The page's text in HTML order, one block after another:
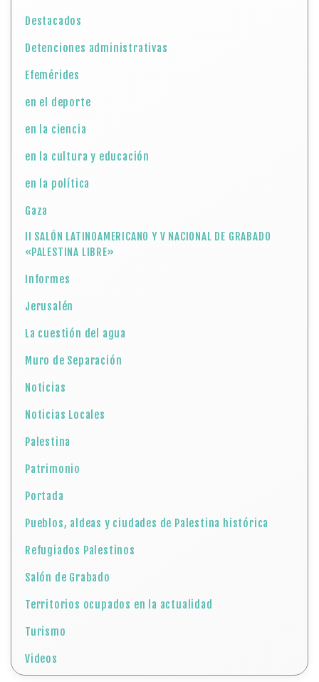
Destacados
Detenciones administrativas
Efemérides
en el deporte
en la ciencia
en la cultura y educación
en la política
Gaza
II SALÓN LATINOAMERICANO Y V NACIONAL DE GRABADO
«PALESTINA LIBRE»
Informes
Jerusalén
La cuestión del agua
Muro de Separación
Noticias
Noticias Locales
Palestina
Patrimonio
Portada
Pueblos, aldeas y ciudades de Palestina histórica
Refugiados Palestinos
Salón de Grabado
Territorios ocupados en la actualidad
Turismo
Videos